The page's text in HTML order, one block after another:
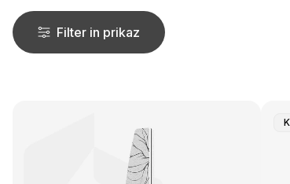
Filter in prikaz